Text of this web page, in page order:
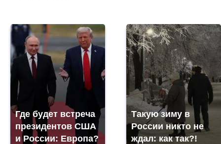
Где будет встреча
президентов США
и России: Европа?
Такую зиму в
России никто не
ждал: как так?!